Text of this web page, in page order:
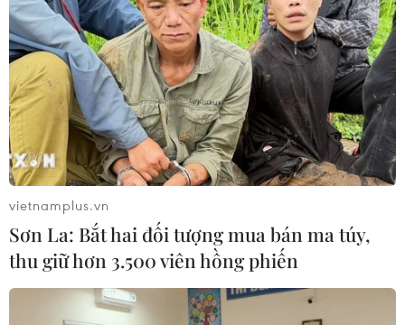
coi sự cố này là do tấn công mạng.
vietnamplus.vn
Sơn La: Bắt hai đối tượng mua bán ma túy,
thu giữ hơn 3.500 viên hồng phiến